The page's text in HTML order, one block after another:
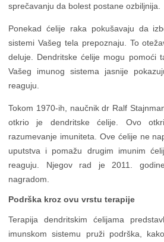
sprečavanju da bolest postane ozbiljnija.
Ponekad ćelije raka pokušavaju da
sistemi Vašeg tela prepoznaju. To
deluje. Dendritske ćelije mogu pomoći
Vašeg imunog sistema jasnije
reaguju.
Tokom 1970-ih, naučnik dr Ralf
otkrio je dendritske ćelije. Ovo
razumevanje imuniteta. Ove ćelije ne
uputstva i pomažu drugim imunim
reaguju. Njegov rad je 2011.
nagradom.
Podrška kroz ovu vrstu terapije
Terapija dendritskim ćelijama
imunskom sistemu pruži podrška,